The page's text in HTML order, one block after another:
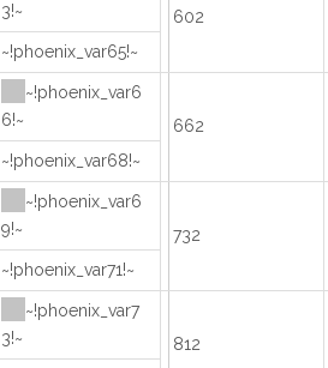
3!~
602
~!phoenix_var65!~
~!phoenix_var6
6!~
662
~!phoenix_var68!~
~!phoenix_var6
9!~
732
~!phoenix_var71!~
~!phoenix_var7
3!~
812